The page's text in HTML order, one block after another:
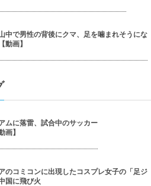
中で男性の背後にクマ、足を噛まれそうにな
動画】
ムに落雷、試合中のサッカー
画】
のコミコンに出現したコスプレ女子の「足ジ
国に飛び火